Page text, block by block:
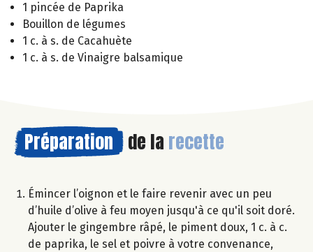
1 pincée de Paprika
Bouillon de légumes
1 c. à s. de Cacahuète
1 c. à s. de Vinaigre balsamique
Préparation de la recette
Émincer l’oignon et le faire revenir avec un peu
d’huile d’olive à feu moyen jusqu'à ce qu'il soit doré.
Ajouter le gingembre râpé, le piment doux, 1 c. à c.
de paprika, le sel et poivre à votre convenance,